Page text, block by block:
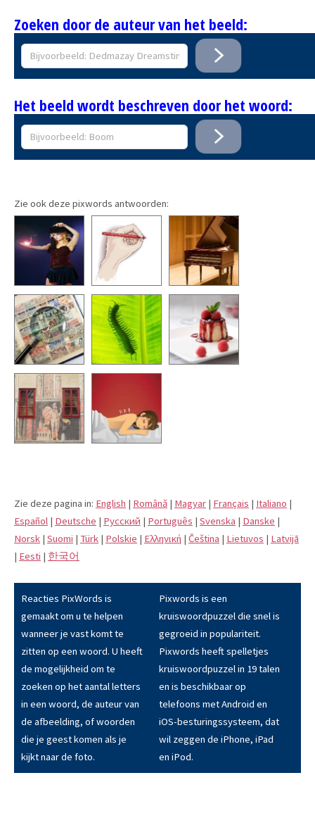
Zoeken door de auteur van het beeld:
Het beeld wordt beschreven door het woord:
Zie ook deze pixwords antwoorden:
Zie deze pagina in: English | Română | Magyar | Français | Italiano |
Español | Deutsche | Pусский | Português | Svenska | Danske |
Norsk | Suomi | Türk | Polskie | Eλληνική | Čeština | Lietuvos | Latvijā
| Eesti | 한국어
Reacties PixWords is
gemaakt om u te helpen
wanneer je vast komt te
zitten op een woord. U heeft
de mogelijkheid om te
zoeken op het aantal letters
in een woord, de auteur van
de afbeelding, of woorden
die je geest komen als je
kijkt naar de foto.
Pixwords is een
kruiswoordpuzzel die snel is
gegroeid in populariteit.
Pixwords heeft spelletjes
kruiswoordpuzzel in 19 talen
en is beschikbaar op
telefoons met Android en
iOS-besturingssysteem, dat
wil zeggen de iPhone, iPad
en iPod.